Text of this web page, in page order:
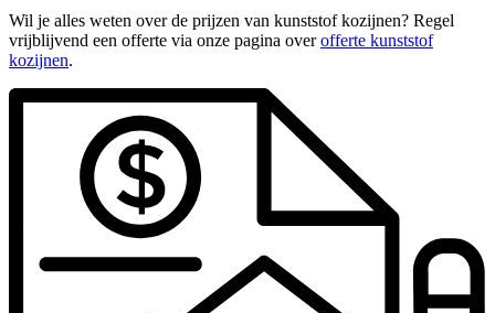
Wil je alles weten over de prijzen van kunststof kozijnen? Regel
vrijblijvend een offerte via onze pagina overofferte kunststof
kozijnen.